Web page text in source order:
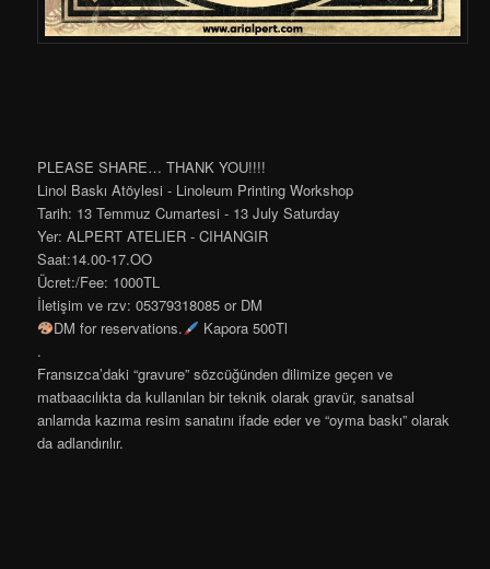
PLEASE SHARE… THANK YOU!!!!
Linol Baskı Atöylesi - Linoleum Printing Workshop
Tarih: 13 Temmuz Cumartesi - 13 July Saturday
Yer: ALPERT ATELIER - CIHANGIR
Saat:14.00-17.OO
Ücret:/Fee: 1000TL
İletişim ve rzv: 05379318085 or DM
DM for reservations.
Kapora 500Tl
.
Fransızca’daki “gravure” sözcüğünden dilimize geçen ve
matbaacılıkta da kullanılan bir teknik olarak gravür, sanatsal
anlamda kazıma resim sanatını ifade eder ve “oyma baskı” olarak
da adlandırılır.